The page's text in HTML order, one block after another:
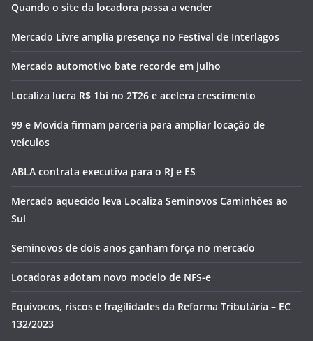
Quando o site da locadora passa a vender
Mercado Livre amplia presença no Festival de Interlagos
Mercado automotivo bate recorde em julho
Localiza lucra R$ 1bi no 2T26 e acelera crescimento
99 e Movida firmam parceria para ampliar locação de
veículos
ABLA contrata executiva para o RJ e ES
Mercado aquecido leva Localiza Seminovos Caminhões ao
Sul
Seminovos de dois anos ganham força no mercado
Locadoras adotam novo modelo de NFS-e
Equívocos, riscos e fragilidades da Reforma Tributária – EC
132/2023